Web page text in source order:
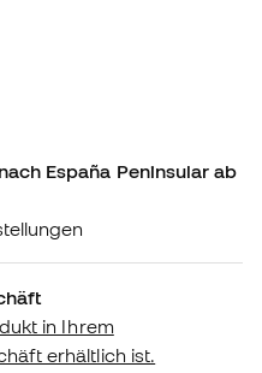
España Peninsular ab
in Ihrem
erhältlich ist.